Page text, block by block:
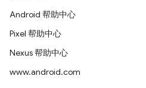
Android 帮助中心
Pixel 帮助中心
Nexus 帮助中心
www.android.com